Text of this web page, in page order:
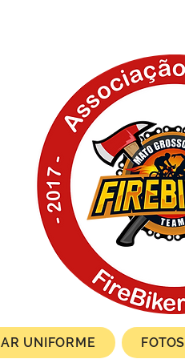
UNIFORME FOTOS